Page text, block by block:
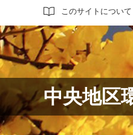
このサイトについて
サイト内検索
中央地区